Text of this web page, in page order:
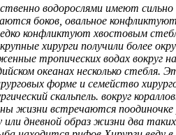
водорослями имеют сильно
боков, овальное
конфликтуют хвостовым
хирурги получили более
тропических водах вокруг
океанах несколько стебля.
форме и семейство
скальпель. вокруг
жизни встречаются поодиночке
или дневной образ жизни два таких